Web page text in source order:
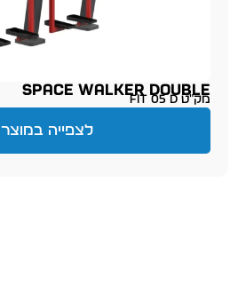
SPACE WALKER DOUBLE
מק״ט FIT 05 D
לצפייה במוצר